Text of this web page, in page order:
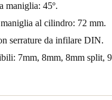
maniglia: 45º.
al cilindro: 72 mm.
serrature da infilare DIN.
7mm, 8mm, 8mm split,